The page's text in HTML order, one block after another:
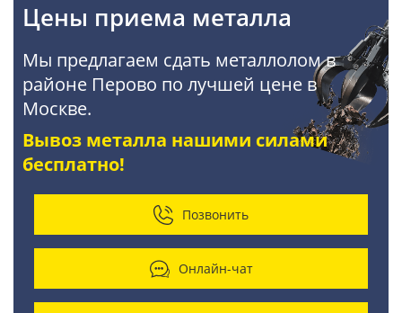
Цены приема металла
Мы предлагаем сдать металлолом в
районе Перово по лучшей цене в
Москве.
Вывоз металла нашими силами
бесплатно!
Позвонить
Онлайн-чат